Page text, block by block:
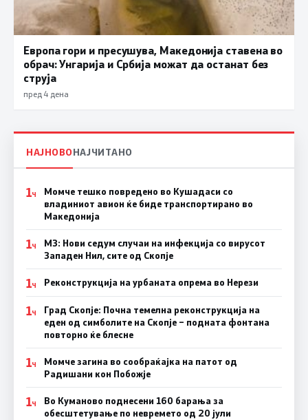
Европа гори и пресушува, Македонија ставена во
обрач: Унгарија и Србија можат да останат без
струја
пред 4 дена
НАЈНОВОНАЈЧИТАНО
1Ч
Момче тешко повредено во Кушадаси со
владиниот авион ќе биде транспортирано во
Македонија
1Ч
МЗ: Нови седум случаи на инфекција со вирусот
Западен Нил, сите од Скопје
1Ч Реконструкција на урбаната опрема во Нерези
1Ч
Град Скопје: Почна темелна реконструкција на
еден од симболите на Скопје – подната фонтана
повторно ќе блесне
1Ч
Момче загина во сообраќајка на патот од
Радишани кон Побожје
1Ч
Во Куманово поднесени 160 барања за
обесштетување по невремето од 20 јули